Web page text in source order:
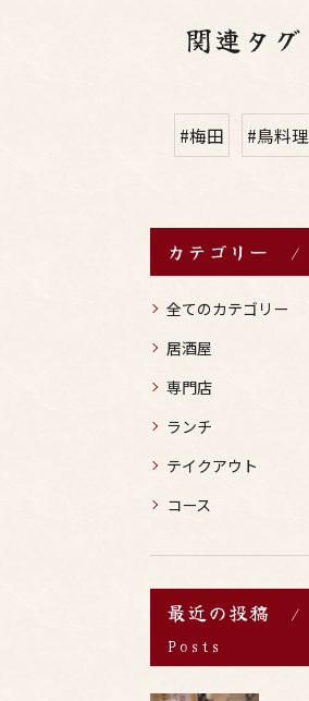
関連タグ
#梅田 #鳥料理
カテゴリー
全てのカテゴリー
居酒屋
専門店
ランチ
テイクアウト
コース
最近の投稿
Posts